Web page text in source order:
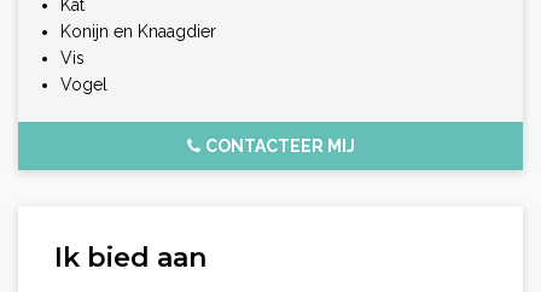
Kat
Konijn en Knaagdier
Vis
Vogel
CONTACTEER MIJ
Ik bied aan